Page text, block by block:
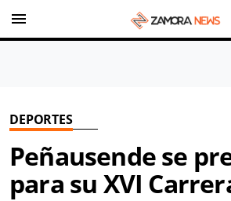
menu
DEPORTES
Peñausende se
para su XVI